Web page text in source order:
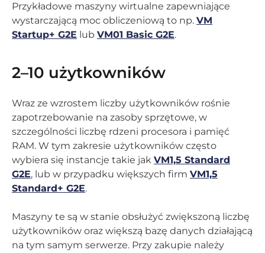
Przykładowe maszyny wirtualne zapewniające
wystarczającą moc obliczeniową to np. VM
Startup+ G2E lub VM01 Basic G2E.
2–10 użytkowników
Wraz ze wzrostem liczby użytkowników rośnie
zapotrzebowanie na zasoby sprzętowe, w
szczególności liczbę rdzeni procesora i pamięć
RAM. W tym zakresie użytkowników często
wybiera się instancje takie jak VM1,5 Standard
G2E, lub w przypadku większych firm VM1,5
Standard+ G2E.
Maszyny te są w stanie obsłużyć zwiększoną liczbę
użytkowników oraz większą bazę danych działającą
na tym samym serwerze. Przy zakupie należy